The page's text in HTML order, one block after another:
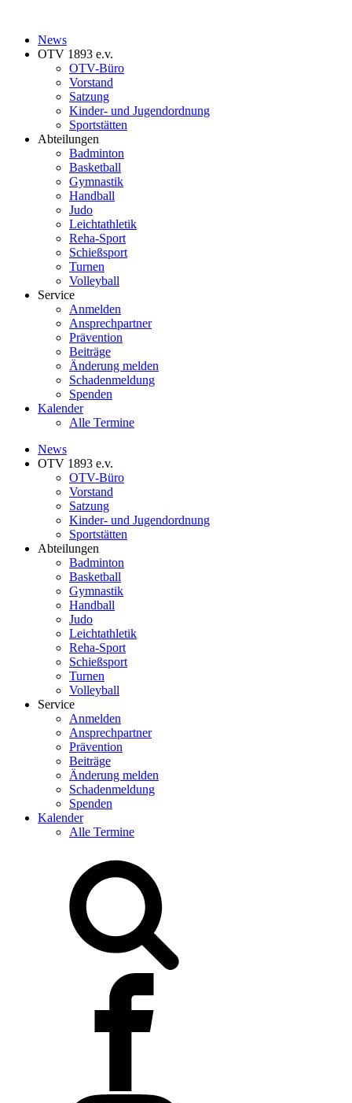
News
OTV 1893 e.v.
OTV-Büro
Vorstand
Satzung
Kinder- und Jugendordnung
Sportstätten
Abteilungen
Badminton
Basketball
Gymnastik
Handball
Judo
Leichtathletik
Reha-Sport
Schießsport
Turnen
Volleyball
Service
Anmelden
Ansprechpartner
Prävention
Beiträge
Änderung melden
Schadenmeldung
Spenden
Kalender
Alle Termine
News
OTV 1893 e.v.
OTV-Büro
Vorstand
Satzung
Kinder- und Jugendordnung
Sportstätten
Abteilungen
Badminton
Basketball
Gymnastik
Handball
Judo
Leichtathletik
Reha-Sport
Schießsport
Turnen
Volleyball
Service
Anmelden
Ansprechpartner
Prävention
Beiträge
Änderung melden
Schadenmeldung
Spenden
Kalender
Alle Termine